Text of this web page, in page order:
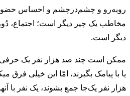
روبه‌رو و چشم‌درچشم و احساس
مخاطب یک چیز دیگر است؛ اجتماع،
دیگر است.
ممکن است چند صد هزار نفر یک حرفی
یا با پیامک بگیرند، امّا این خیلی فرق
هزار نفر یک‌جا جمع بشوند، یک نفر با